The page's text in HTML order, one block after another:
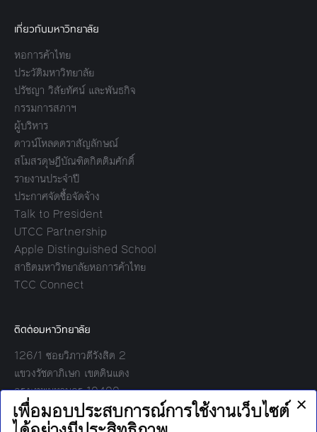
เกี่ยวกับมหาวิทยาลัย
หอการค้าไทย
ประวัติมหาวิทยาลัย
ปรัชญา วิสัยทัศน์ และพันธกิจ
กรรมการสภาฯ
ผู้บริหาร
ดาวน์โหลดตราสัญลักษณ์
สโมสรดุษฎีบัณฑิตกิตติมศักดิ์
รายงานประจำปี
ประกาศจัดซื้อจัดจ้าง
Talk to President
UTCC Partnership
Apple Distinguished School
สาธิตมหาวิทยาลัยหอการค้าไทย
TCC Connect
ติดต่อมหาวิทยาลัย
126/1 ซอยวิภาวดีรังสิต 2
แขวงรัชดาภิเษก เขตดินแดง
กรุงเทพมหานคร 10400
โทร: